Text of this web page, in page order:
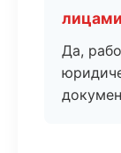
Да,